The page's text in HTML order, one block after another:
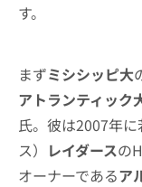
す。
まずミシシッピ大
アトランティック
氏。彼は2007年
ス） レイダースの
オーナーであるア